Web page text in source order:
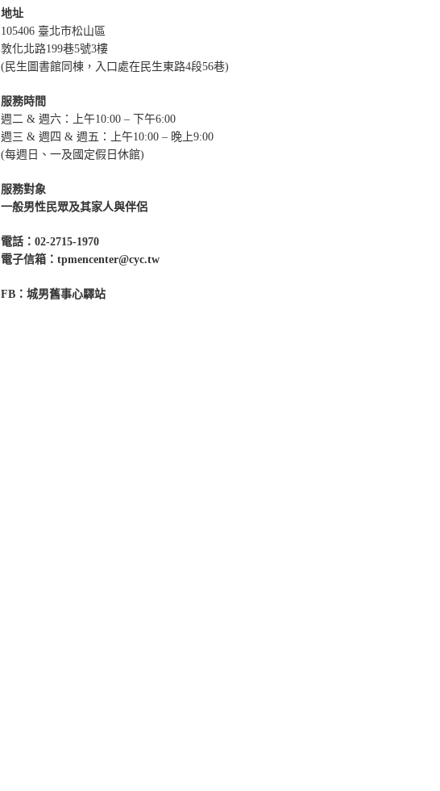
地址
105406 臺北市松山區
敦化北路199巷5號3樓
(民生圖書館同棟，入口處在民生東路4段56巷)
服務時間
週二 & 週六：上午10:00 – 下午6:00
週三 & 週四 & 週五：上午10:00 – 晚上9:00
(每週日、一及國定假日休館)
服務對象
一般男性民眾及其家人與伴侶
電話：02-2715-1970
電子信箱：tpmencenter@cyc.tw
FB：城男舊事心驛站